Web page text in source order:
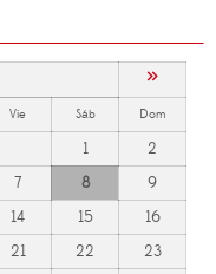
»
Vie Sáb Dom
1
2
7 8
9
14 15
16
21 22
23